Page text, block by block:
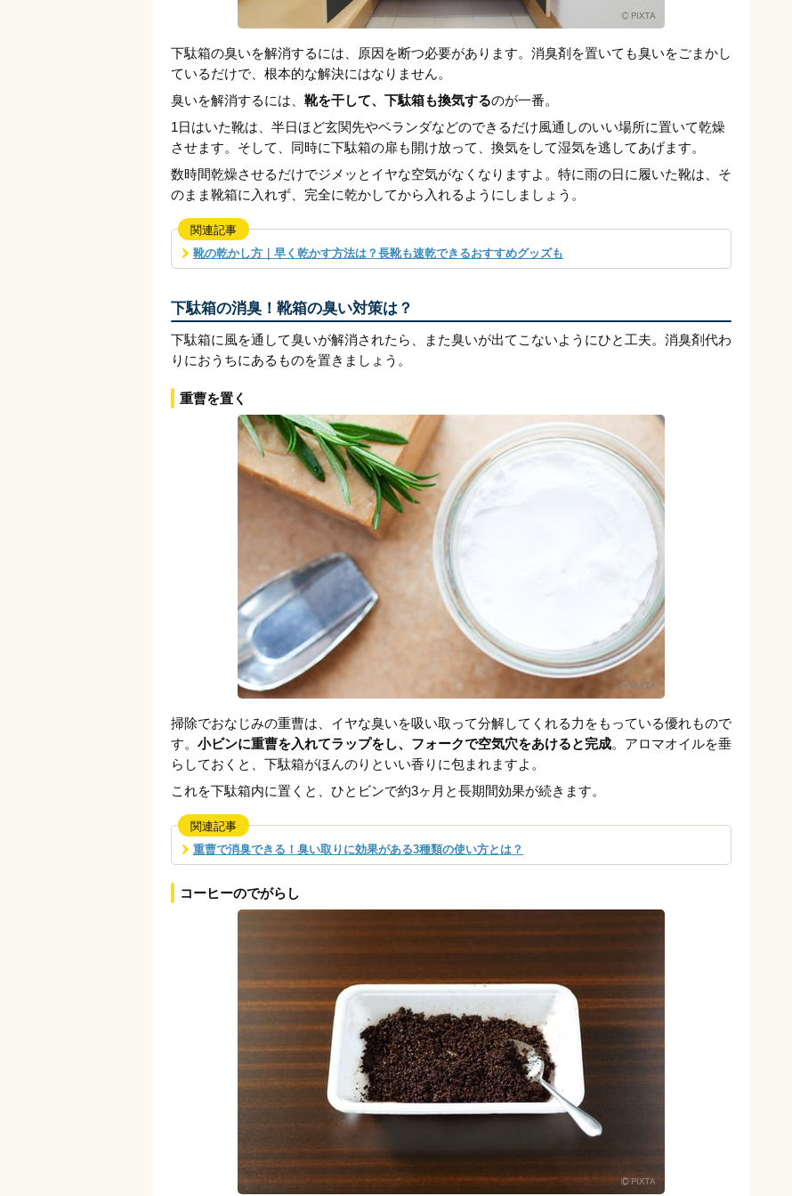
下駄箱の臭いを解消するには、原因を断つ必要があります。消臭剤を置いても臭いをごまかし
ているだけで、根本的な解決にはなりません。
臭いを解消するには、 靴を干して、下駄箱も換気するのが一番。
1日はいた靴は、半日ほど玄関先やベランダなどのできるだけ風通しのいい場所に置いて乾燥
させます。そして、同時に下駄箱の扉も開け放って、換気をして湿気を逃してあげます。
数時間乾燥させるだけでジメッとイヤな空気がなくなりますよ。特に雨の日に履いた靴は、そ
のまま靴箱に入れず、完全に乾かしてから入れるようにしましょう。
関連記事
靴の乾かし方｜早く乾かす方法は？長靴も速乾できるおすすめグッズも
下駄箱の消臭！靴箱の臭い対策は？
下駄箱に風を通して臭いが解消されたら、また臭いが出てこないようにひと工夫。消臭剤代わ
りにおうちにあるものを置きましょう。
重曹を置く
掃除でおなじみの重曹は、イヤな臭いを吸い取って分解してくれる力をもっている優れもので
す。 小ビンに重曹を入れてラップをし、フォークで空気穴をあけると完成。アロマオイルを垂
らしておくと、下駄箱がほんのりといい香りに包まれますよ。
これを下駄箱内に置くと、ひとビンで約3ヶ月と長期間効果が続きます。
関連記事
重曹で消臭できる！臭い取りに効果がある3種類の使い方とは？
コーヒーのでがらし